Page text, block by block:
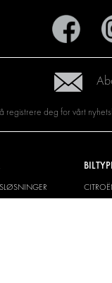
registrere deg for vårt